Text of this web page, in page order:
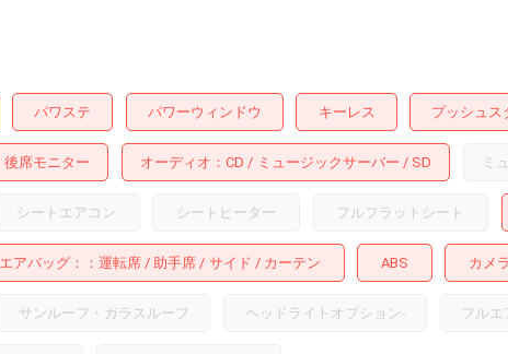
パワステ パワーウィンドウ キーレス プッシュス
後席モニター オーディオ CD ミュージックサーバー SD ミ
シートエアコン シートヒーター フルフラットシート
エアバッグ： 運転席 助手席 サイド カーテン ABS カメラ
サンルーフ・ガラスルーフ ヘッドライトオプション- フルエ